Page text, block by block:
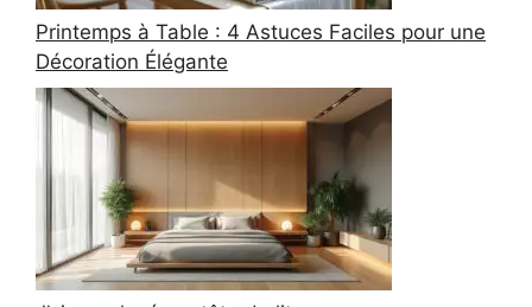
Printemps à Table : 4 Astuces Faciles pour une
Décoration Élégante